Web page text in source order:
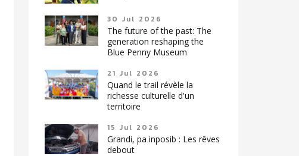
30 Jul 2026
The future of the past: The
generation reshaping the
Blue Penny Museum
21 Jul 2026
Quand le trail révèle la
richesse culturelle d'un
territoire
15 Jul 2026
Grandi, pa inposib : Les rêves
debout